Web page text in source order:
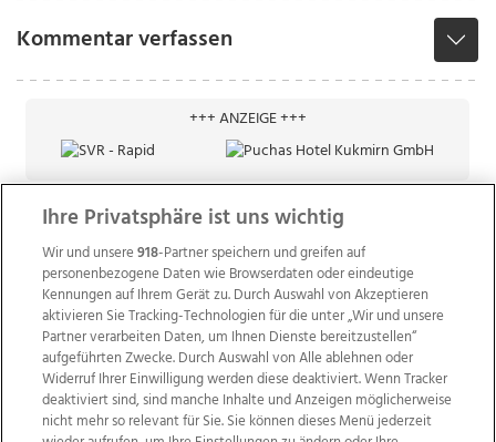
Kommentar verfassen
+++ ANZEIGE +++
Ihre Privatsphäre ist uns wichtig
Wir und unsere918-Partner speichern und greifen auf
personenbezogene Daten wie Browserdaten oder eindeutige
Kennungen auf Ihrem Gerät zu. Durch Auswahl von Akzeptieren
aktivieren Sie Tracking-Technologien für die unter „Wir und unsere
Partner verarbeiten Daten, um Ihnen Dienste bereitzustellen“
aufgeführten Zwecke. Durch Auswahl von Alle ablehnen oder
Widerruf Ihrer Einwilligung werden diese deaktiviert. Wenn Tracker
deaktiviert sind, sind manche Inhalte und Anzeigen möglicherweise
nicht mehr so relevant für Sie. Sie können dieses Menü jederzeit